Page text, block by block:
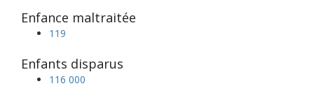
Enfance maltraitée
119
Enfants disparus
116 000